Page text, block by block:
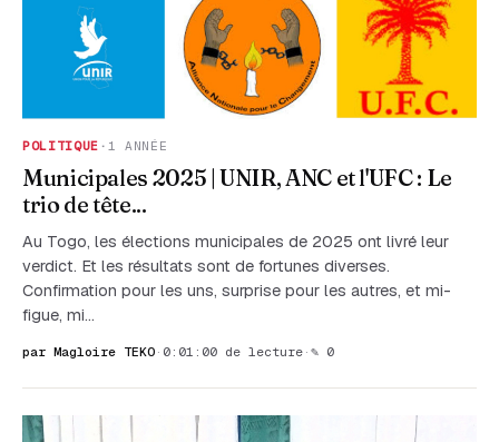
POLITIQUE · 1 ANNÉE
Municipales 2025 | UNIR, ANC et l'UFC : Le
trio de tête...
Au Togo, les élections municipales de 2025 ont livré leur
verdict. Et les résultats sont de fortunes diverses.
Confirmation pour les uns, surprise pour les autres, et mi-
figue, mi…
par Magloire TEKO · 0:01:00 de lecture · ✎ 0